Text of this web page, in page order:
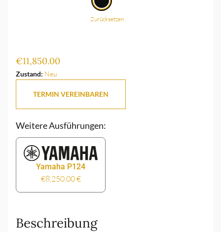
Zurücksetzen
€11,850.00
Zustand: Neu
TERMIN VEREINBAREN
Weitere Ausführungen:
Yamaha P124
€8,250.00€
Beschreibung